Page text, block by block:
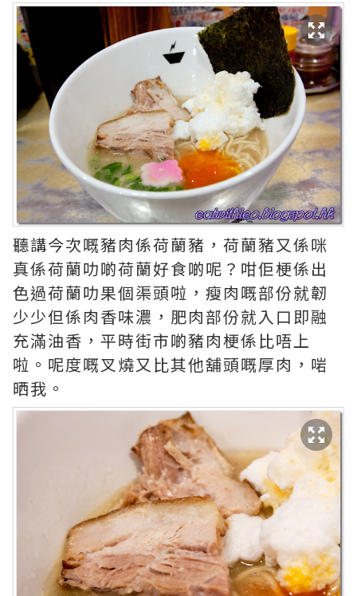
聽講今次嘅豬肉係荷蘭豬，荷蘭豬又係咪
真係荷蘭叻啲荷蘭好食啲呢？咁佢梗係出
色過荷蘭叻果個渠頭啦，瘦肉嘅部份就韌
少少但係肉香味濃，肥肉部份就入口即融
充滿油香，平時街市啲豬肉梗係比唔上
啦。呢度嘅叉燒又比其他舖頭嘅厚肉，啱
晒我。